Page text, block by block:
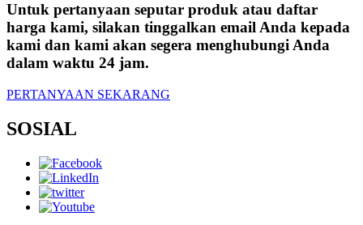
Untuk pertanyaan seputar produk atau daftar
harga kami, silakan tinggalkan email Anda kepada
kami dan kami akan segera menghubungi Anda
dalam waktu 24 jam.
PERTANYAAN SEKARANG
SOSIAL